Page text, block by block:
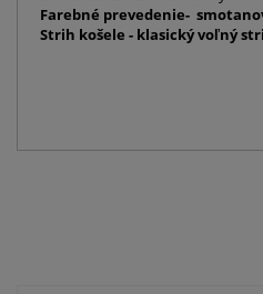
Farebné prevedenie-
Strih košele - klasický voľný